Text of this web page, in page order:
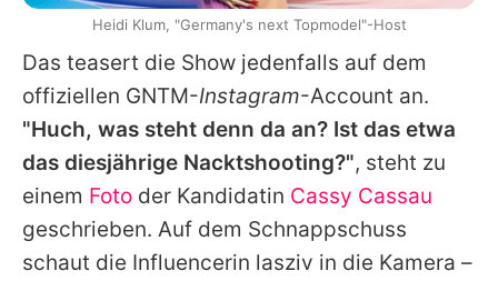
Das teasert die Show jedenfalls auf dem
offiziellen GNTM-Instagram-Account an.
"Huch, was steht denn da an? Ist das etwa
das diesjährige Nacktshooting?", steht zu
einem Foto der Kandidatin Cassy Cassau
geschrieben. Auf dem Schnappschuss
schaut die Influencerin lasziv in die Kamera –
Heidi Klum, "Germany's next Topmodel"-Host